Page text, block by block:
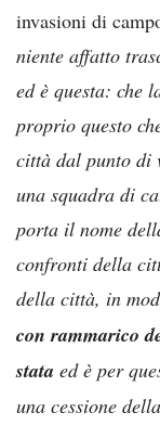
invasioni di
niente affatto
ed è questa: che
proprio questo
città dal punto di
una squadra di
porta il nome
confronti della
della città, in
con rammarico
stata ed è per
una cessione